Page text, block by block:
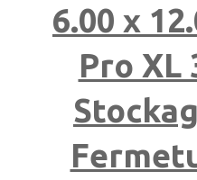
6.00 x
Pro XL